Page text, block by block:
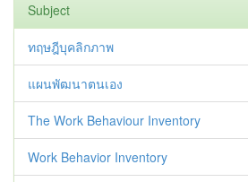
Subject
ทฤษฎีบุคลิกภาพ
แผนพัฒนาตนเอง
The Work Behaviour Inventory
Work Behavior Inventory